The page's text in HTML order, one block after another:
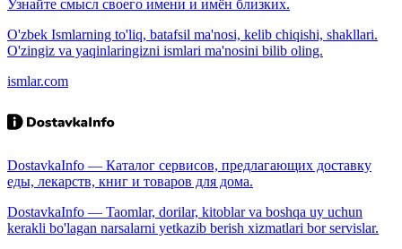
Узнайте смысл своего имени и имён близких.
O'zbek Ismlarning to'liq, batafsil ma'nosi, kelib chiqishi, shakllari.
O'zingiz va yaqinlaringizni ismlari ma'nosini bilib oling.
ismlar.com
DostavkaInfo — Каталог сервисов, предлагающих доставку
еды, лекарств, книг и товаров для дома.
DostavkaInfo — Taomlar, dorilar, kitoblar va boshqa uy uchun
kerakli bo'lagan narsalarni yetkazib berish xizmatlari bor servislar.